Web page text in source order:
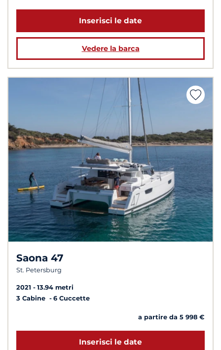
Inserisci le date
Vedere la barca
Saona 47
St. Petersburg
2021
13.94 metri
3 Cabine
6 Cuccette
a partire da 5 998 €
Inserisci le date